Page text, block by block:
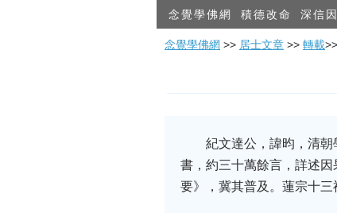
念覺學佛網 積德改命 深信
念覺學佛網 >> 居士文章 >> 轉載
紀文達公，諱昀，清
書，約三十萬餘言，詳述
要》，冀其普及。蓮宗十